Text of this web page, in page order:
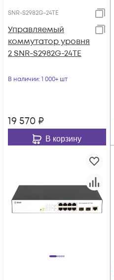
SNR-S2982G-24TE
Управляемый
коммутатор уровня
2 SNR-S2982G-24TE
В наличии: 1 000+ шт
19 570 ₽
В корзину